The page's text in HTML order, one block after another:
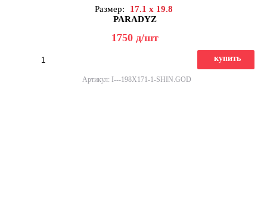
Размер:
17.1 x 19.8
PARADYZ
1750 д/шт
купить
Артикул: I---198X171-1-SHIN.GOD